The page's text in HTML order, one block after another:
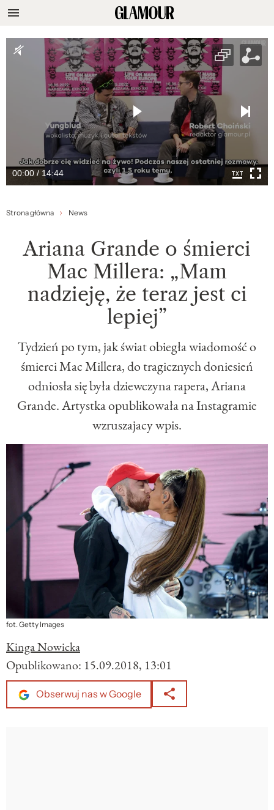
00:00 / 14:44
Strona główna News
Ariana Grande o śmierci
Mac Millera: „Mam
nadzieję, że teraz jest ci
lepiej”
Tydzień po tym, jak świat obiegła wiadomość o
śmierci Mac Millera, do tragicznych doniesień
odniosła się była dziewczyna rapera, Ariana
Grande. Artystka opublikowała na Instagramie
wzruszajacy wpis.
fot. Getty Images
Kinga Nowicka
Opublikowano: 15.09.2018, 13:01
Obserwuj nas w Google